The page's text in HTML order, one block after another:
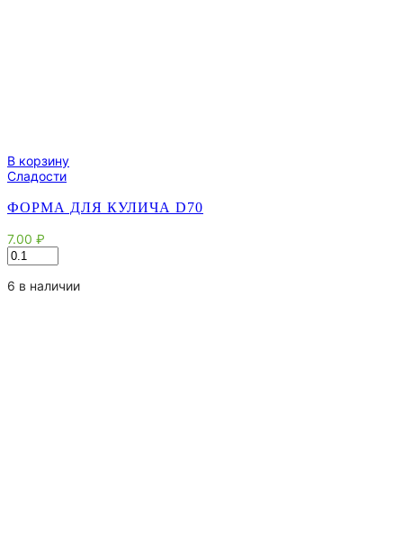
В корзину
Сладости
ФОРМА ДЛЯ КУЛИЧА D70
7.00 ₽
Количество
товара
Форма
6 в наличии